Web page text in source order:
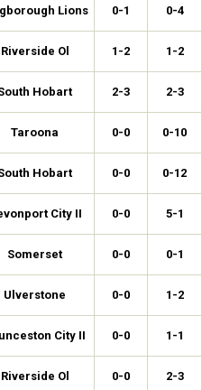
Lions 0-1 0-4
Riverside Ol 1-2 1-2
Hobart 2-3 2-3
Taroona 0-0 0-10
Hobart 0-0 0-12
City II 0-0 5-1
Somerset 0-0 0-1
Ulverstone 0-0 1-2
City II 0-0 1-1
Riverside Ol 0-0 2-3